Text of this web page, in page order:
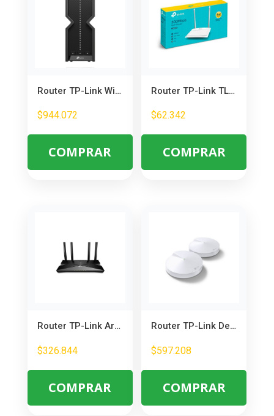
Router TP-Link WiFi 7 Tribanda 9.2 Gbps – Máxima Velocidad para Gaming y Streaming
$944.072
COMPRAR
Router TP-Link TL-WR820N 300Mbps Inalámbrico 2 Antenas
$62.342
COMPRAR
Router TP-Link Archer AX23 Wi-Fi 6 – Doble Banda Gigabit para Hogar
$326.844
COMPRAR
Router TP-Link Deco AC1300 Mesh WiFi – Cobertura Total para Hogar
$597.208
COMPRAR